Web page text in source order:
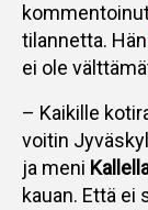
tilannetta.
ei ole
– Kaikille
voitin
ja meni
kauan. Että ei